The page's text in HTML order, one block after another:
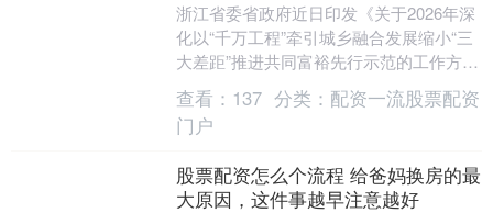
浙江省委省政府近日印发《关于2026年深
化以“千万工程”牵引城乡融合发展缩小“三
大差距”推进共同富裕先行示范的工作方
案》。《工作方案》提出实盘配资炒股，
2026....
查看： 137 分类： 配资一流股票配资
门户
股票配资怎么个流程 给爸妈换房的最
大原因，这件事越早注意越好